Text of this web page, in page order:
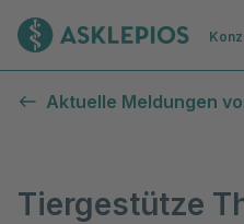
Zur
Aktuelle Meldungen
Tiergestütze